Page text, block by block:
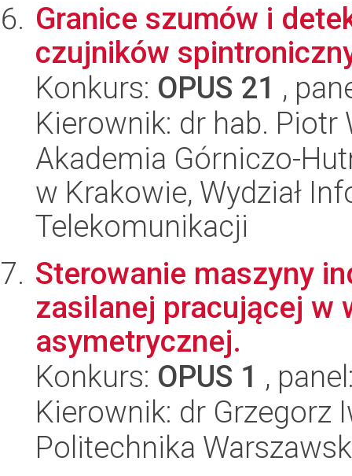
Granice szumów i
czujników
Konkurs: OPUS 21 ,
Kierownik: dr hab. Piotr
Akademia Górniczo-
w Krakowie, Wydział
Telekomunikacji
Sterowanie maszyny
zasilanej pracującej w
asymetrycznej.
Konkurs: OPUS 1 ,
Kierownik: dr Grzegorz
Politechnika